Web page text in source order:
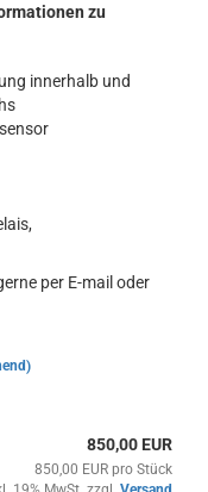
zu
innerhalb und
per E-mail oder
850,00 EUR
850,00 EUR pro Stück